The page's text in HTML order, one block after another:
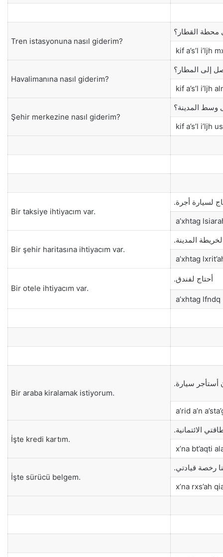
Tren istasyonuna nasıl giderim?
القطار؟
kif a’s’l i’ljh
Havalimanına nasıl giderim?
إلى المطار؟
kif a’s’l i’ljh
Şehir merkezine nasıl giderim?
وسط المدينة؟
kif a’s’l i’ljh
Bir taksiye ihtiyacım var.
لسيارة أجرة.
a’xhtag
Bir şehir haritasına ihtiyacım var.
المدينة.
a’xhtag
Bir otele ihtiyacım var.
أحتاج لفندق.
a’xhtag lfndq
Bir araba kiralamak istiyorum.
أستأجر سيارة.
a’rid a’n
İşte kredi kartım.
الائتمانية.
x’na bt’aqti
İşte sürücü belgem.
رخصة قيادتي.
x’na rxs’ah